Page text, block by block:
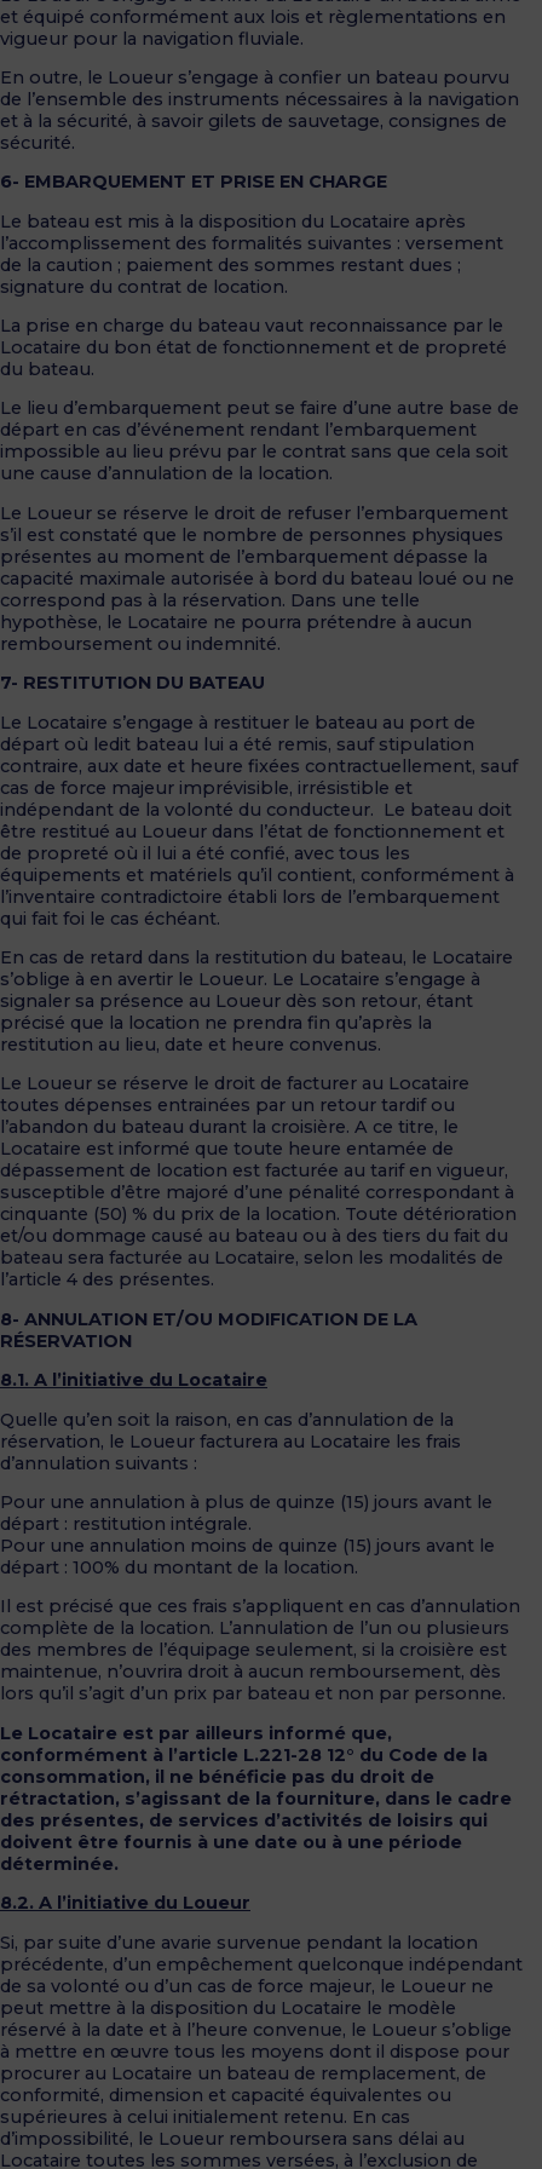
et équipé conformément aux lois et règlementations en
vigueur pour la navigation fluviale.
En outre, le Loueur s’engage à confier un bateau pourvu
de l’ensemble des instruments nécessaires à la navigation
et à la sécurité, à savoir gilets de sauvetage, consignes de
sécurité.
6- EMBARQUEMENT ET PRISE EN CHARGE
Le bateau est mis à la disposition du Locataire après
l’accomplissement des formalités suivantes : versement
de la caution ; paiement des sommes restant dues ;
signature du contrat de location.
La prise en charge du bateau vaut reconnaissance par le
Locataire du bon état de fonctionnement et de propreté
du bateau.
Le lieu d’embarquement peut se faire d’une autre base de
départ en cas d’événement rendant l’embarquement
impossible au lieu prévu par le contrat sans que cela soit
une cause d’annulation de la location.
Le Loueur se réserve le droit de refuser l’embarquement
s’il est constaté que le nombre de personnes physiques
présentes au moment de l’embarquement dépasse la
capacité maximale autorisée à bord du bateau loué ou ne
correspond pas à la réservation. Dans une telle
hypothèse, le Locataire ne pourra prétendre à aucun
remboursement ou indemnité.
7- RESTITUTION DU BATEAU
Le Locataire s’engage à restituer le bateau au port de
départ où ledit bateau lui a été remis, sauf stipulation
contraire, aux date et heure fixées contractuellement, sauf
cas de force majeur imprévisible, irrésistible et
indépendant de la volonté du conducteur. Le bateau doit
être restitué au Loueur dans l’état de fonctionnement et
de propreté où il lui a été confié, avec tous les
équipements et matériels qu’il contient, conformément à
l’inventaire contradictoire établi lors de l’embarquement
qui fait foi le cas échéant.
En cas de retard dans la restitution du bateau, le Locataire
s’oblige à en avertir le Loueur. Le Locataire s’engage à
signaler sa présence au Loueur dès son retour, étant
précisé que la location ne prendra fin qu’après la
restitution au lieu, date et heure convenus.
Le Loueur se réserve le droit de facturer au Locataire
toutes dépenses entrainées par un retour tardif ou
l’abandon du bateau durant la croisière. A ce titre, le
Locataire est informé que toute heure entamée de
dépassement de location est facturée au tarif en vigueur,
susceptible d’être majoré d’une pénalité correspondant à
cinquante (50) % du prix de la location. Toute détérioration
et/ou dommage causé au bateau ou à des tiers du fait du
bateau sera facturée au Locataire, selon les modalités de
l’article 4 des présentes.
8- ANNULATION ET/OU MODIFICATION DE LA
RÉSERVATION
8.1. A l’initiative du Locataire
Quelle qu’en soit la raison, en cas d’annulation de la
réservation, le Loueur facturera au Locataire les frais
d’annulation suivants :
Pour une annulation à plus de quinze (15) jours avant le
départ : restitution intégrale.
Pour une annulation moins de quinze (15) jours avant le
départ : 100% du montant de la location.
Il est précisé que ces frais s’appliquent en cas d’annulation
complète de la location. L’annulation de l’un ou plusieurs
des membres de l’équipage seulement, si la croisière est
maintenue, n’ouvrira droit à aucun remboursement, dès
lors qu’il s’agit d’un prix par bateau et non par personne.
Le Locataire est par ailleurs informé que,
conformément à l’article L.221-28 12° du Code de la
consommation, il ne bénéficie pas du droit de
rétractation, s’agissant de la fourniture, dans le cadre
des présentes, de services d’activités de loisirs qui
doivent être fournis à une date ou à une période
déterminée.
8.2. A l’initiative du Loueur
Si, par suite d’une avarie survenue pendant la location
précédente, d’un empêchement quelconque indépendant
de sa volonté ou d’un cas de force majeur, le Loueur ne
peut mettre à la disposition du Locataire le modèle
réservé à la date et à l’heure convenue, le Loueur s’oblige
à mettre en œuvre tous les moyens dont il dispose pour
procurer au Locataire un bateau de remplacement, de
conformité, dimension et capacité équivalentes ou
supérieures à celui initialement retenu. En cas
d’impossibilité, le Loueur remboursera sans délai au
Locataire toutes les sommes versées, à l’exclusion de